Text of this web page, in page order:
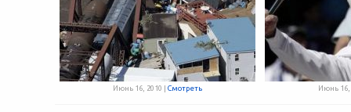
Июнь 16, 2010 | Смотреть Июнь 16,